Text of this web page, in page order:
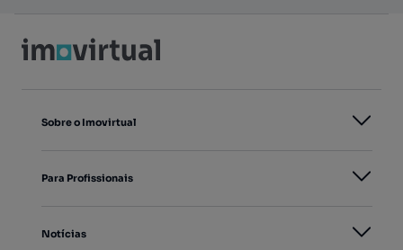
Sobre o Imovirtual
Para Profissionais
Notícias